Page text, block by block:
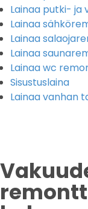
Lainaa putki-
Lainaa
Lainaa
Lainaa
Lainaa wc
Sisustuslaina
Lainaa vanhan